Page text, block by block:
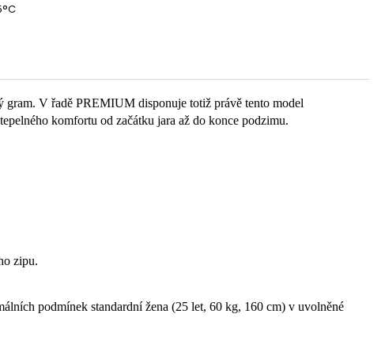
gram. V řadě PREMIUM disponuje totiž právě tento model
komfortu od začátku jara až do konce podzimu.
zipu.
podmínek standardní žena (25 let, 60 kg, 160 cm) v uvolněné